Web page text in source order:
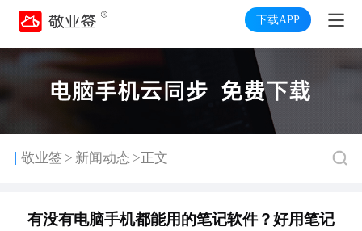
下载APP
敬业签 > 新闻动态 >正文
有没有电脑手机都能用的笔记软件？好用笔记